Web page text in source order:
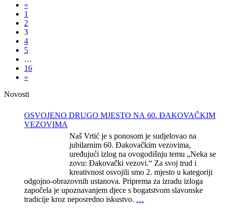
«
1
2
3
4
5
…
16
»
Novosti
OSVOJENO DRUGO MJESTO NA 60. ĐAKOVAČKIM
VEZOVIMA
Naš Vrtić je s ponosom je sudjelovao na
jubilarnim 60. Đakovačkim vezovima,
uređujući izlog na ovogodišnju temu „Neka se
zovu: Đakovački vezovi.“ Za svoj trud i
kreativnost osvojili smo 2. mjesto u kategoriji
odgojno-obrazovnih ustanova. Priprema za izradu izloga
započela je upoznavanjem djece s bogatstvom slavonske
tradicije kroz neposredno iskustvo. …